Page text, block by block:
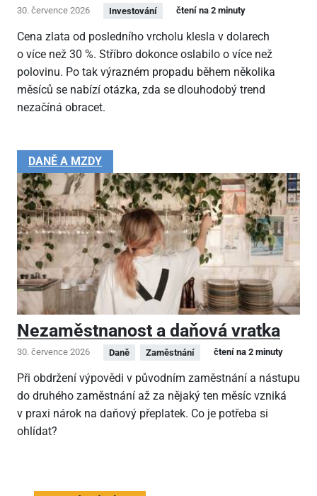
30. července 2026 Investování čtení na 2 minuty
Cena zlata od posledního vrcholu klesla v dolarech
o více než 30 %. Stříbro dokonce oslabilo o více než
polovinu. Po tak výrazném propadu během několika
měsíců se nabízí otázka, zda se dlouhodobý trend
nezačíná obracet.
DANĚ A MZDY
Nezaměstnanost a daňová vratka
30. července 2026 Daně Zaměstnání čtení na 2 minuty
Při obdržení výpovědi v původním zaměstnání a nástupu
do druhého zaměstnání až za nějaký ten měsíc vzniká
v praxi nárok na daňový přeplatek. Co je potřeba si
ohlídat?